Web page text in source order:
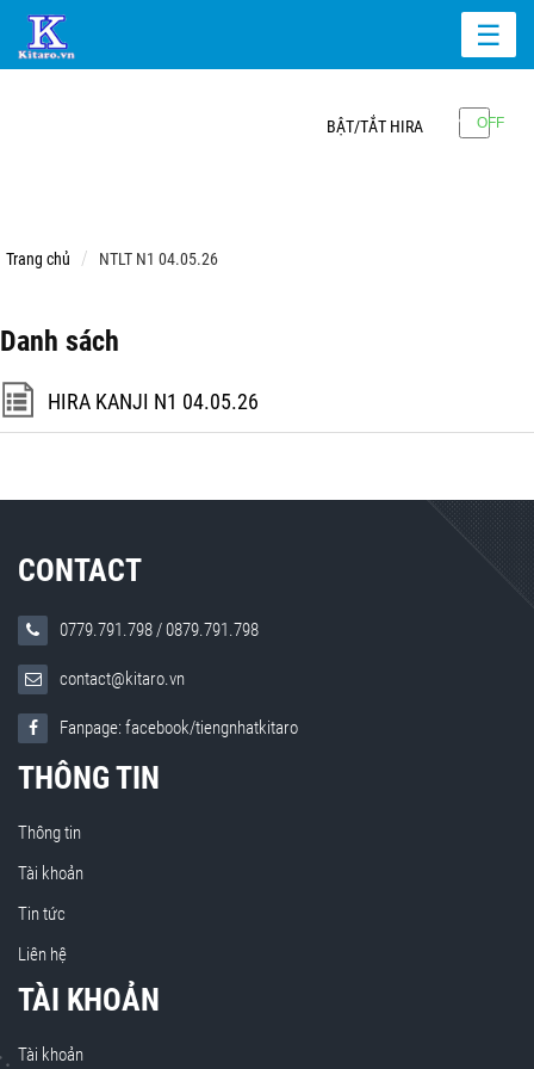
☰
BẬT/TẮT HIRA
Trang chủ NTLT N1 04.05.26
Danh sách
HIRA KANJI N1 04.05.26
CONTACT
0779.791.798/0879.791.798
contact@kitaro.vn
Fanpage: facebook/tiengnhatkitaro
THÔNG TIN
Thông tin
Tài khoản
Tin tức
Liên hệ
TÀI KHOẢN
Tài khoản